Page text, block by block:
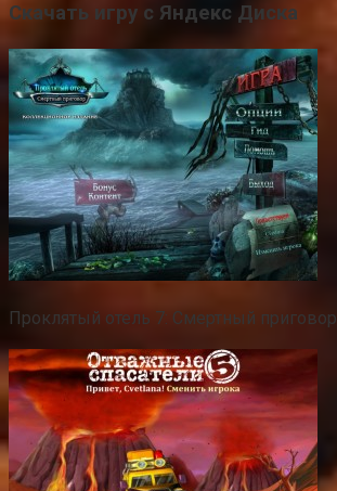
Скачать игру с Яндекс Диска
Проклятый отель 7: Смертный приговор